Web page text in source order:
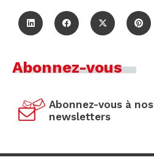
Abonnez-vous
Abonnez-vous à nos
newsletters